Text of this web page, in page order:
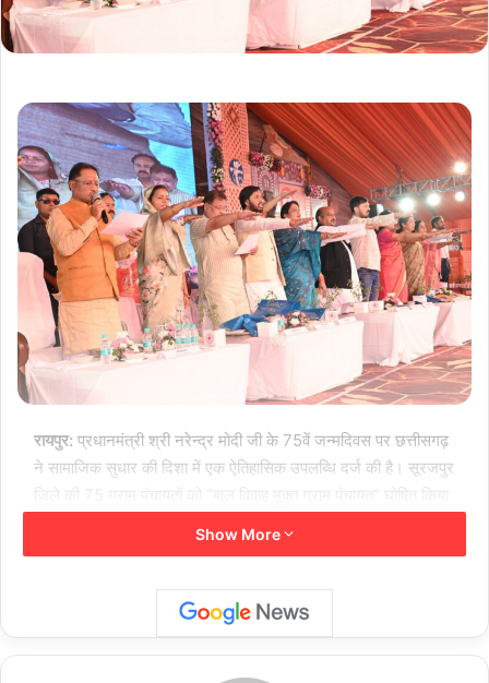
रायपुर: प्रधानमंत्री श्री नरेन्द्र मोदी जी के 75वें जन्मदिवस पर छत्तीसगढ़
ने सामाजिक सुधार की दिशा में एक ऐतिहासिक उपलब्धि दर्ज की है। सूरजपुर
Show More